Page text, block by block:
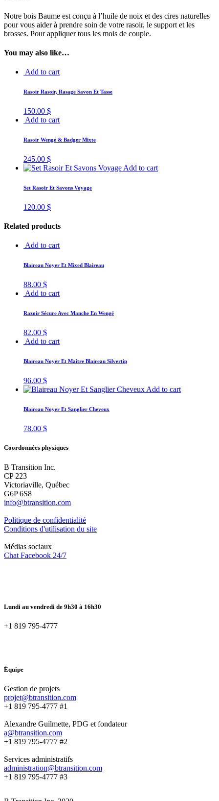
Notre bois Baume est conçu à l’huile de noix et des cires naturelles
pour vous aider à prendre soin de votre rasoir, le support et les
brosses. Pour appliquer tous les mois de couple.
You may also like…
Add to cart
Rasoir Rasoir, Rasage Savon Et Tasse
150.00 $
Add to cart
Rasoir Wengé & Badger Mixte
245.00 $
Add to cart
Set Rasoir Et Savons Voyage
120.00 $
Related products
Add to cart
Blaireau Noyer Et Mixed Blaireau
88.00 $
Add to cart
Razoir Sécure Avec Manche En Wengé
82.00 $
Add to cart
Blaireau Noyer Et Maître Blaireau Silvertip
96.00 $
Add to cart
Blaireau Noyer Et Sanglier Cheveux
78.00 $
Coordonnées physiques
B Transition Inc.
CP 223
Victoriaville, Québec
G6P 6S8
info@btransition.com
Politique de confidentialité
Conditions d'utilisation du site
Médias sociaux
Chat Facebook 24/7
Lundi au vendredi de 9h30 à 16h30
+1 819 795-4777
Équipe
Gestion de projets
projet@btransition.com
+1 819 795-4777 #1
Alexandre Guilmette, PDG et fondateur
a@btransition.com
+1 819 795-4777 #2
Services administratifs
administration@btransition.com
+1 819 795-4777 #3